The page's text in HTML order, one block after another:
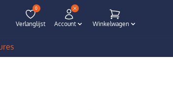
0
Verlanglijst Account Winkelwagen